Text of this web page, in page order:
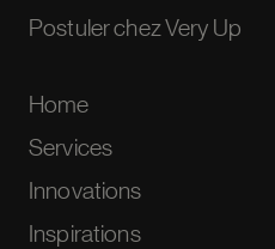
Postuler chez Very Up
Home
Services
Innovations
Inspirations